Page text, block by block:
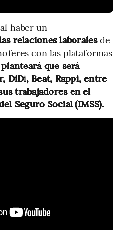
haber un
relaciones laborales de
con las plataformas
que será
DiDi, Beat, Rappi, entre
trabajadores en el
Seguro Social (IMSS).